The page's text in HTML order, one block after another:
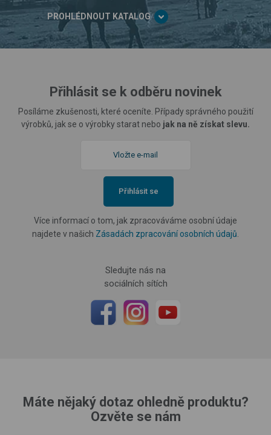
PROHLÉDNOUT KATALOG
Přihlásit se k odběru novinek
Posíláme zkušenosti, které oceníte. Případy správného použití
výrobků, jak se o výrobky starat nebo jak na ně získat slevu.
Přihlásit se
Více informací o tom, jak zpracováváme osobní údaje
najdete v našich Zásadách zpracování osobních údajů
Sledujte nás na
sociálních sítích
Máte nějaký dotaz ohledně produktu?
Ozvěte se nám